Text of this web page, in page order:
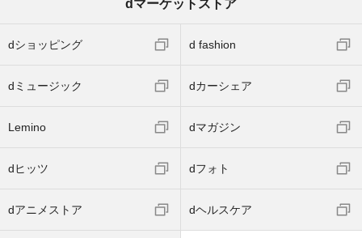
dマーケットストア
dショッピング d fashion
dミュージック dカーシェア
Lemino dマガジン
dヒッツ dフォト
dアニメストア dヘルスケア